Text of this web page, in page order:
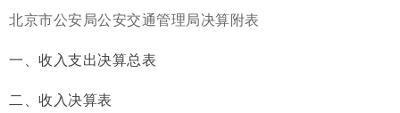
北京市公安局公安交通管理局决算附表
一、收入支出决算总表
二、收入决算表